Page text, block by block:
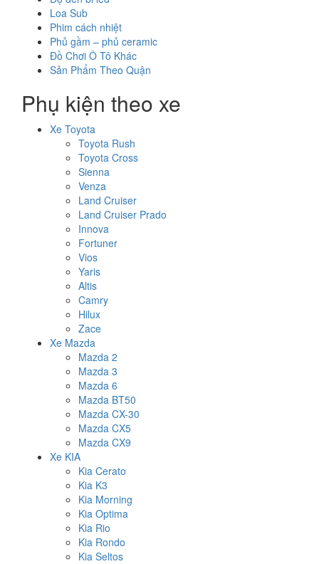
Loa Sub
Phim cách nhiệt
Phủ gầm – phủ ceramic
Đồ Chơi Ô Tô Khác
Sản Phẩm Theo Quận
Phụ kiện theo xe
Xe Toyota
Toyota Rush
Toyota Cross
Sienna
Venza
Land Cruiser
Land Cruiser Prado
Innova
Fortuner
Vios
Yaris
Altis
Camry
Hilux
Zace
Xe Mazda
Mazda 2
Mazda 3
Mazda 6
Mazda BT50
Mazda CX-30
Mazda CX5
Mazda CX9
Xe KIA
Kia Cerato
Kia K3
Kia Morning
Kia Optima
Kia Rio
Kia Rondo
Kia Seltos